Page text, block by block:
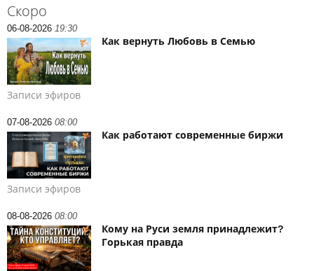
Скоро
06-08-2026 19:30
Как вернуть Любовь в Семью
Записи эфиров
07-08-2026 08:00
Как работают современные биржи
Записи эфиров
08-08-2026 08:00
Кому на Руси земля принадлежит?
Горькая правда